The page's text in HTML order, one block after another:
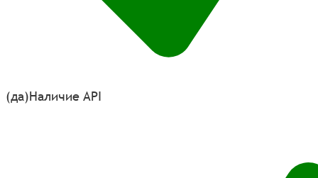
(да)Наличие API